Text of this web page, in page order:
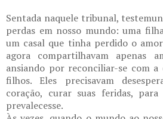
Sentada naquele tribunal,
perdas em nosso mundo: uma
um casal que tinha perdido o
agora compartilhavam apenas
ansiando por reconciliar-se com a
filhos. Eles precisavam
coração, curar suas feridas,
prevalecesse.